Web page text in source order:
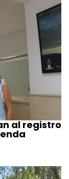
al registro